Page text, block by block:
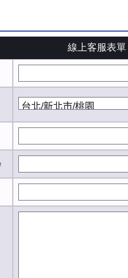
線上客服表單